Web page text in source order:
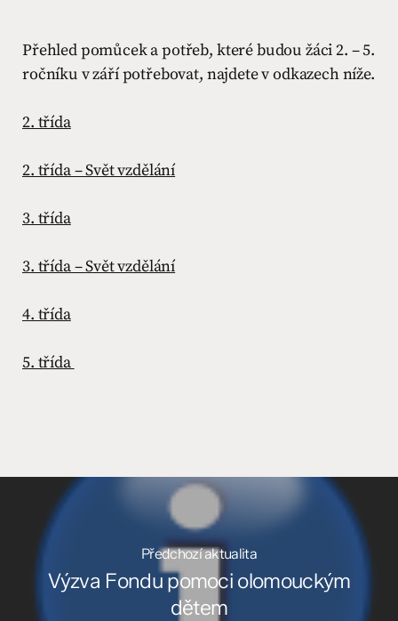
Přehled pomůcek a potřeb, které budou žáci 2. – 5.
ročníku v září potřebovat, najdete v odkazech níže.
2. třída
2. třída – Svět vzdělání
3. třída
3. třída – Svět vzdělání
4. třída
5. třída
Předchozí aktualita
Výzva Fondu pomoci olomouckým
dětem